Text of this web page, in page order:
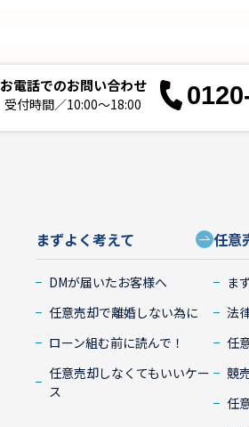
お電話でのお問い合わせ
受付時間／10:00～18:00
まずよく考えて
DMが届いたお客様へ
任意売却で離婚しない為に
ローン組む前に読んで！
任意売却しなくてもいいケー
ス
任意
ま
法
任
競
任